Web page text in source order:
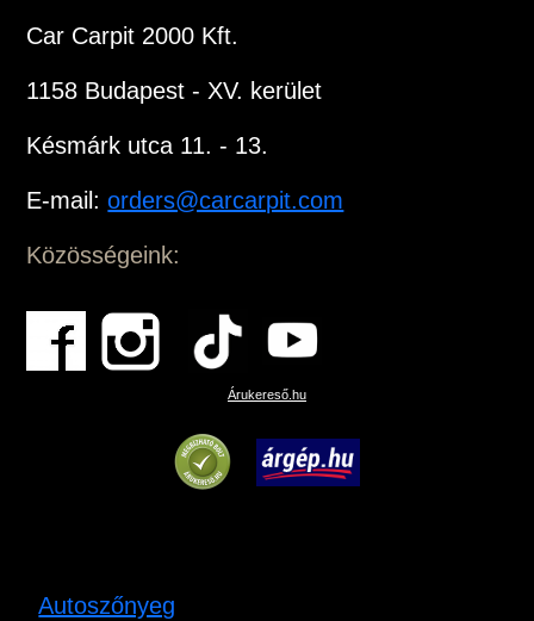
Car Carpit 2000 Kft.
1158 Budapest - XV. kerület
Késmárk utca 11. - 13.
E-mail:orders@carcarpit.com
Közösségeink:
Árukereső.hu
Autoszőnyeg